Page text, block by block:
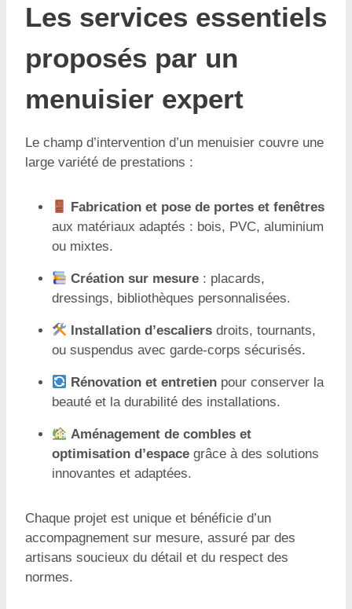
Les services essentiels
proposés par un
menuisier expert
Le champ d’intervention d’un menuisier couvre une
large variété de prestations :
Fabrication et pose de portes et fenêtres
aux matériaux adaptés : bois, PVC, aluminium
ou mixtes.
Création sur mesure : placards,
dressings, bibliothèques personnalisées.
Installation d’escaliers droits, tournants,
ou suspendus avec garde-corps sécurisés.
Rénovation et entretien pour conserver la
beauté et la durabilité des installations.
Aménagement de combles et
optimisation d’espace grâce à des solutions
innovantes et adaptées.
Chaque projet est unique et bénéficie d’un
accompagnement sur mesure, assuré par des
artisans soucieux du détail et du respect des
normes.